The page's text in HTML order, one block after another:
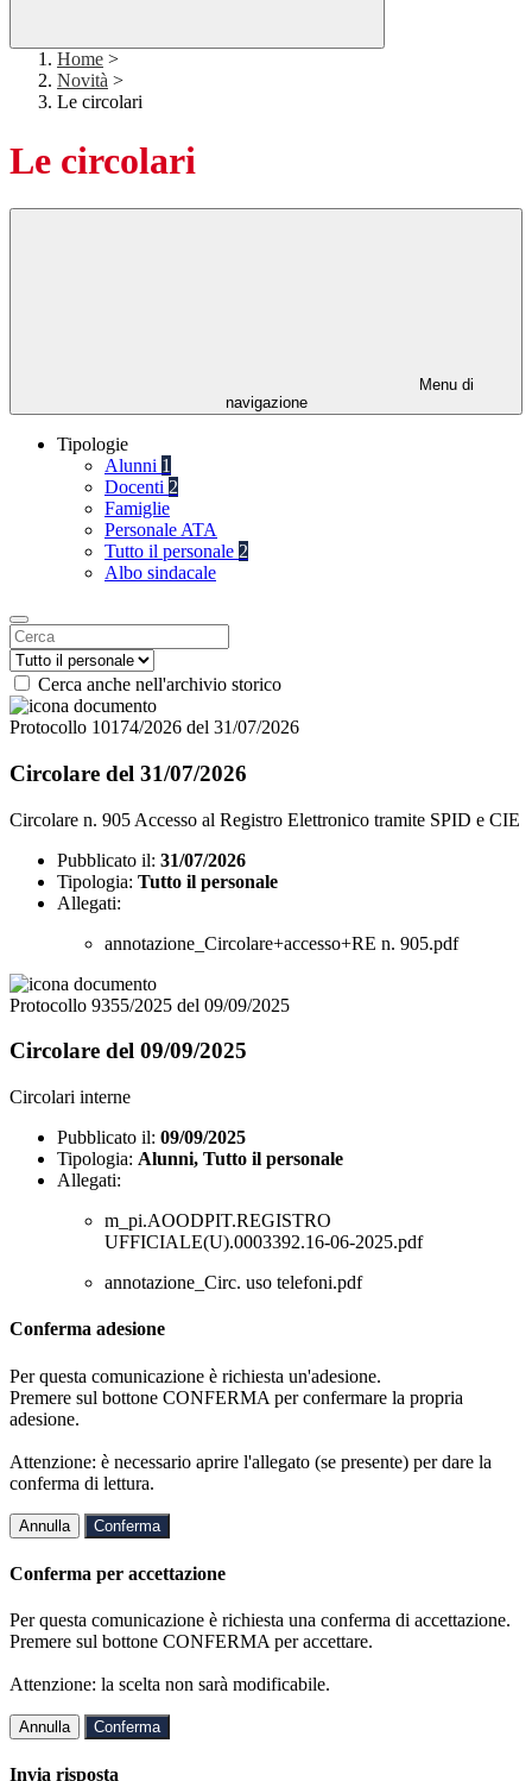
Home >
Novità >
Le circolari
Le circolari
Menu di
navigazione
Tipologie
Alunni 1
Docenti 2
Famiglie
Personale ATA
Tutto il personale 2
Albo sindacale
Cerca anche nell'archivio storico
Protocollo 10174/2026 del 31/07/2026
Circolare del 31/07/2026
Circolare n. 905 Accesso al Registro Elettronico tramite SPID e CIE
Pubblicato il: 31/07/2026
Tipologia: Tutto il personale
Allegati:
annotazione_Circolare+accesso+RE n. 905.pdf
Protocollo 9355/2025 del 09/09/2025
Circolare del 09/09/2025
Circolari interne
Pubblicato il: 09/09/2025
Tipologia: Alunni, Tutto il personale
Allegati:
m_pi.AOODPIT.REGISTRO
UFFICIALE(U).0003392.16-06-2025.pdf
annotazione_Circ. uso telefoni.pdf
Conferma adesione
Per questa comunicazione è richiesta un'adesione.
Premere sul bottone CONFERMA per confermare la propria
adesione.
Attenzione: è necessario aprire l'allegato (se presente) per dare la
conferma di lettura.
Annulla Conferma
Conferma per accettazione
Per questa comunicazione è richiesta una conferma di accettazione.
Premere sul bottone CONFERMA per accettare.
Attenzione: la scelta non sarà modificabile.
Annulla Conferma
Invia risposta